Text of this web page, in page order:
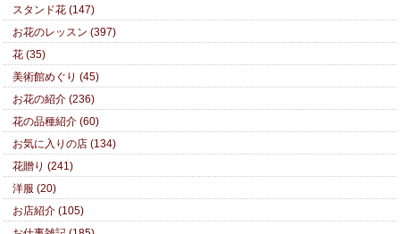
スタンド花 (147)
お花のレッスン (397)
花 (35)
美術館めぐり (45)
お花の紹介 (236)
花の品種紹介 (60)
お気に入りの店 (134)
花贈り (241)
洋服 (20)
お店紹介 (105)